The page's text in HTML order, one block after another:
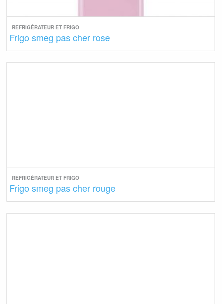
REFRIGÉRATEUR ET FRIGO
Frigo smeg pas cher rose
REFRIGÉRATEUR ET FRIGO
Frigo smeg pas cher rouge